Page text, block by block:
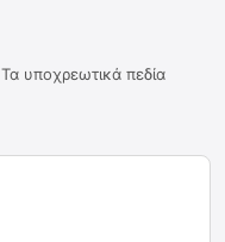
Τα υποχρεωτικά πεδία